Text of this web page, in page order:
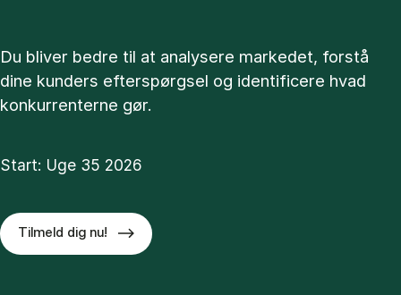
Du bliver bedre til at analysere markedet, forstå
dine kunders efterspørgsel og identificere hvad
konkurrenterne gør.
Start: Uge 35 2026
Tilmeld dig nu!